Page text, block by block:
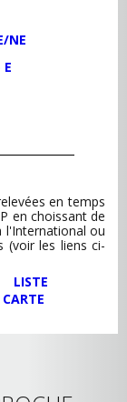
NE
en temps
en choissant de
l'International ou
(voir les liens ci-
LISTE
CARTE